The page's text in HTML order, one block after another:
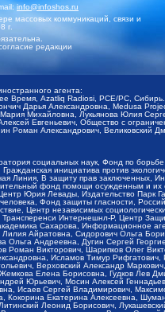
info@infoshos.ru
массовых коммуникаций, связи и
г.
редакции
агента:
Время, Azatliq Radiosi, PCE/PC,
Дарья Александровна, Medusa
Михайловна, Лукьянова Юлия
Евгеньевич, Общество с
Александрович, Великовский
социальных наук, Фонд по
инициатива против
Линия, В защиту прав
фонд помощи осужденным и
Юрия Левады, Издательство
Фонд защиты гласности,
Центр независимых
Интернешнл-Р, Центр
Сахарова, Информационное
Айратовна, Сидорович Ольга
Андреевна, Дугин Сергей
Викторович, Шарипков Олег
Исламов Тимур
Верховский Александр
Елена Борисовна, Гудков
Юрьевич, Мосин Алексей
Исаев Сергей Владимирович,
Екатерина Алексеевна,
Леонид Борисович,